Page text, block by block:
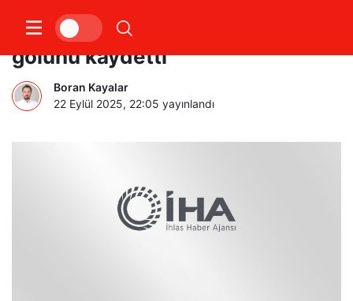
Mauro Icardi, Süper Lig’de 4.
golünü kaydetti
Boran Kayalar
22 Eylül 2025, 22:05 yayınlandı